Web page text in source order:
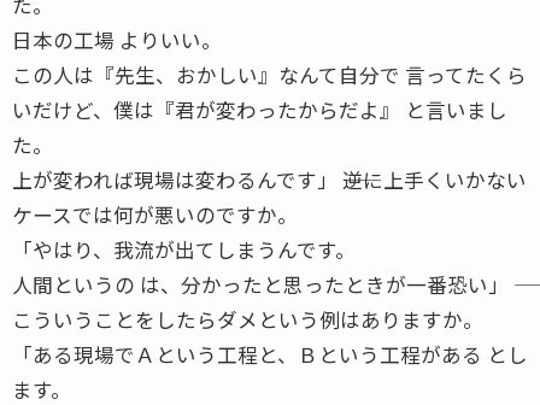
日本の工場 よりいい。
この人は『先生、おかしい』なんて自分で 言ってたくら
いだけど、僕は『君が変わったからだよ』 と言いまし
た。
上が変われば現場は変わるんです」 ――逆に上手くいかない
ケースでは何が悪いのですか。
「やはり、我流が出てしまうんです。
人間というの は、分かったと思ったときが一番恐い」 ――
こういうことをしたらダメという例はありますか。
「ある現場でＡという工程と、Ｂという工程がある とし
ます。